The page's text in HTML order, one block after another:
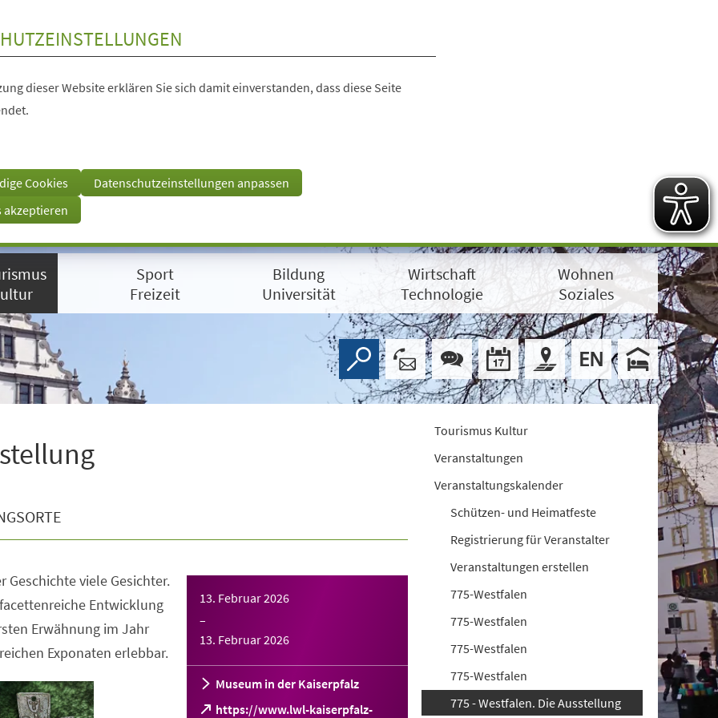
dieser Website erklären Sie sich damit einverstanden, dass diese Seite
Cookies
Datenschutzeinstellungen anpassen
akzeptieren
Sport
Freizeit
Bildung
Universität
Wirtschaft
Technologie
Wohnen
Soziales
13. Februar 2026
–
13. Februar 2026
Museum in der Kaiserpfalz
https://www.lwl-kaiserpfalz-
Geschichte viele Gesichter.
Entwicklung
Erwähnung im Jahr
Exponaten erlebbar.
Tourismus Kultur
Veranstaltungen
Veranstaltungskalender
Schützen- und Heimatfeste
Registrierung für Veranstalter
Veranstaltungen erstellen
775-Westfalen
775-Westfalen
775-Westfalen
775-Westfalen
775 - Westfalen. Die Ausstellung